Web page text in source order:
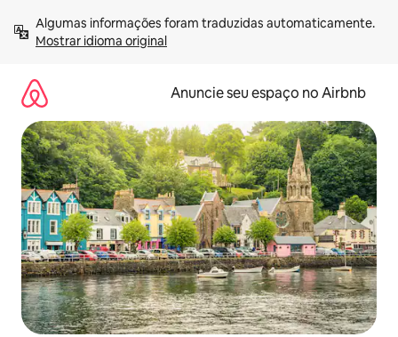
para
Mostrar idioma original
Anuncie seu espaço no Airbnb